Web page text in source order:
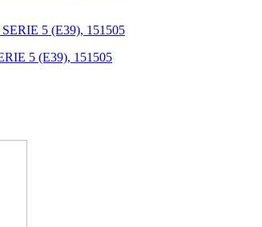
5 (E39), 151505